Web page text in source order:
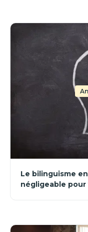
Le bilinguisme
négligeable